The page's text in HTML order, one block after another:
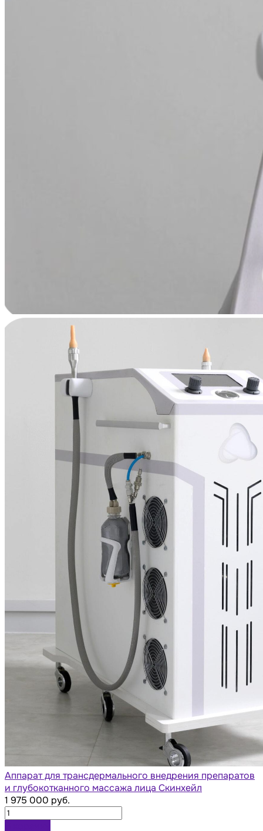
Аппарат для трансдермального внедрения препаратов
и глубокотканного массажа лица Скинхейл
1 975 000 руб.